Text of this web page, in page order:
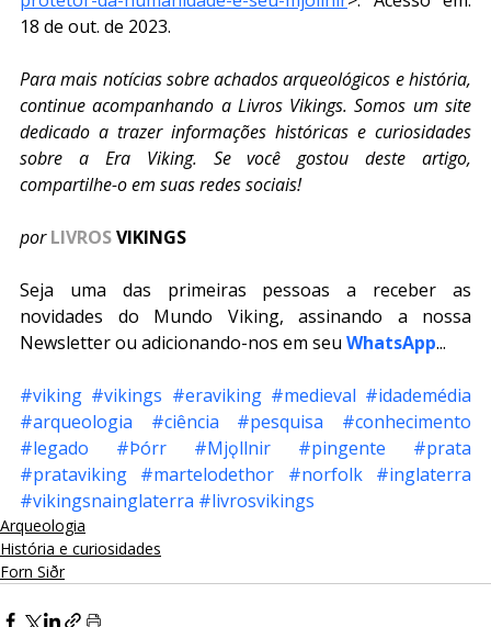
18 de out. de 2023.
Para mais notícias sobre achados arqueológicos e história,
continue acompanhando a Livros Vikings. Somos um site
dedicado a trazer informações históricas e curiosidades
sobre a Era Viking. Se você gostou deste artigo,
compartilhe-o em suas redes sociais!
por LIVROS VIKINGS
Seja uma das primeiras pessoas a receber as
novidades do Mundo Viking, assinando a nossa
Newsletter ou adicionando-nos em seu WhatsApp...
#viking #vikings #eraviking #medieval #idademédia
#arqueologia
#ciência #pesquisa
#conhecimento
#legado
#Þórr #Mjǫllnir #pingente
#prata
#prataviking #martelodethor #norfolk
#inglaterra
#vikingsnainglaterra #livrosvikings
Arqueologia
História e curiosidades
Forn Siðr